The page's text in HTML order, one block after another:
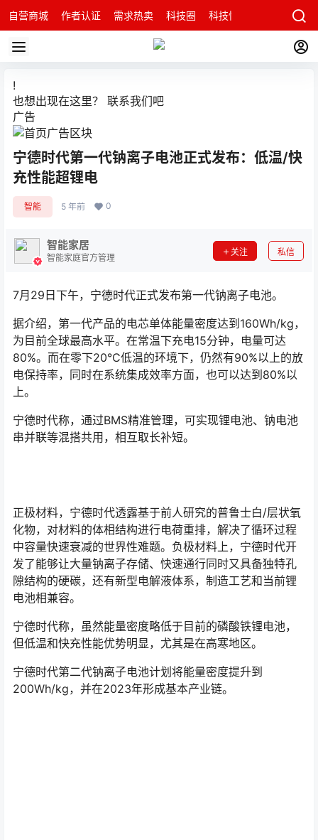
自营商城 作者认证 需求热卖 科技圈 科技快讯 智能科技问
!
也想出现在这里？ 联系我们吧
广告
宁德时代第一代钠离子电池正式发布：低温/快
充性能超锂电
智能 5 年前 0
智能家居
智能家庭官方管理
关注 私信
7月29日下午，宁德时代正式发布第一代钠离子电池。
据介绍，第一代产品的电芯单体能量密度达到160Wh/kg，
为目前全球最高水平。在常温下充电15分钟，电量可达
80%。而在零下20°C低温的环境下，仍然有90%以上的放
电保持率，同时在系统集成效率方面，也可以达到80%以
上。
宁德时代称，通过BMS精准管理，可实现锂电池、钠电池
串并联等混搭共用，相互取长补短。
正极材料，宁德时代透露基于前人研究的普鲁士白/层状氧
化物，对材料的体相结构进行电荷重排，解决了循环过程
中容量快速衰减的世界性难题。负极材料上，宁德时代开
发了能够让大量钠离子存储、快速通行同时又具备独特孔
隙结构的硬碳，还有新型电解液体系，制造工艺和当前锂
电池相兼容。
宁德时代称，虽然能量密度略低于目前的磷酸铁锂电池，
但低温和快充性能优势明显，尤其是在高寒地区。
宁德时代第二代钠离子电池计划将能量密度提升到
200Wh/kg，并在2023年形成基本产业链。